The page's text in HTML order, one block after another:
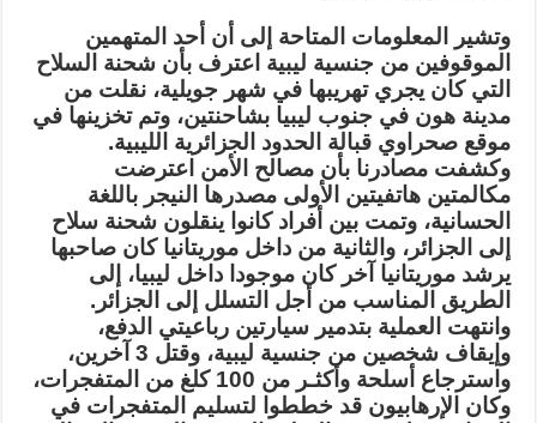
وتشير المعلومات المتاحة إلى أن أحد المتهمين
الموقوفين من جنسية ليبية اعترف بأن شحنة السلاح
التي كان يجري تهريبها في شهر جويلية، نقلت من
مدينة هون في جنوب ليبيا بشاحنتين، وتم تخزينها في
موقع صحراوي قبالة الحدود الجزائرية الليبية.
وكشفت مصادرنا بأن مصالح الأمن اعترضت
مكالمتين هاتفيتين الأولى مصدرها النيجر باللغة
الحسانية، وتمت بين أفراد كانوا ينقلون شحنة سلاح
إلى الجزائر، والثانية من داخل موريتانيا كان صاحبها
يرشد موريتانيا آخر كان موجودا داخل ليبيا، إلى
الطريق المناسب من أجل التسلل إلى الجزائر.
وانتهت العملية بتدمير سيارتين رباعيتي الدفع،
وإيقاف شخصين من جنسية ليبية، وقتل 3 آخرين،
واسترجاع أسلحة وأكثـر من 100 كلغ من المتفجرات،
وكان الإرهابيون قد خططوا لتسليم المتفجرات في